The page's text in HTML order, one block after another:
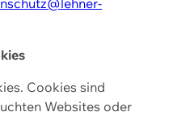
Cookies sind
Websites oder